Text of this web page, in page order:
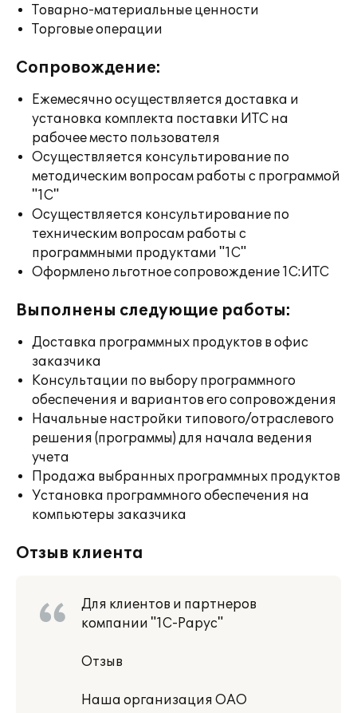
Товарно-материальные ценности
Торговые операции
Сопровождение:
Ежемесячно осуществляется доставка и
установка комплекта поставки ИТС на
рабочее место пользователя
Осуществляется консультирование по
методическим вопросам работы с программой
"1С"
Осуществляется консультирование по
техническим вопросам работы с
программными продуктами "1С"
Оформлено льготное сопровождение 1С:ИТС
Выполнены следующие работы:
Доставка программных продуктов в офис
заказчика
Консультации по выбору программного
обеспечения и вариантов его сопровождения
Начальные настройки типового/отраслевого
решения (программы) для начала ведения
учета
Продажа выбранных программных продуктов
Установка программного обеспечения на
компьютеры заказчика
Отзыв клиента
Для клиентов и партнеров
компании "1С-Рарус"
Отзыв
Наша организация ОАО